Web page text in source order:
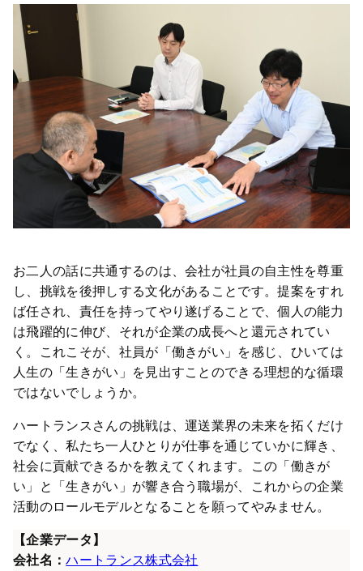
お二人の話に共通するのは、会社が社員の自主性を尊重
し、挑戦を後押しする文化があることです。提案をすれ
ば任され、責任を持ってやり遂げることで、個人の能力
は飛躍的に伸び、それが企業の成長へと還元されてい
く。これこそが、社員が「働きがい」を感じ、ひいては
人生の「生きがい」を見出すことのできる理想的な循環
ではないでしょうか。
ハートランスさんの挑戦は、運送業界の未来を拓くだけ
でなく、私たち一人ひとりが仕事を通じていかに輝き、
社会に貢献できるかを教えてくれます。この「働きが
い」と「生きがい」が響き合う職場が、これからの企業
活動のロールモデルとなることを願ってやみません。
【企業データ】
会社名：ハートランス株式会社